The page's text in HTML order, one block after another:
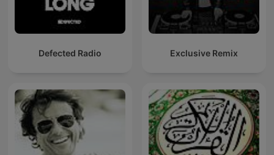
Defected Radio Exclusive Remix